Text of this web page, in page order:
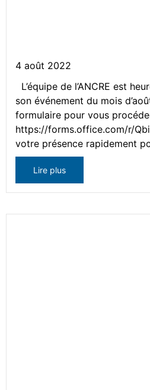
4 août 2022
L’équipe de l’ANCRE est
son événement du mois
formulaire pour vous
https://forms.office.com/r/
votre présence rapidement
Lire plus